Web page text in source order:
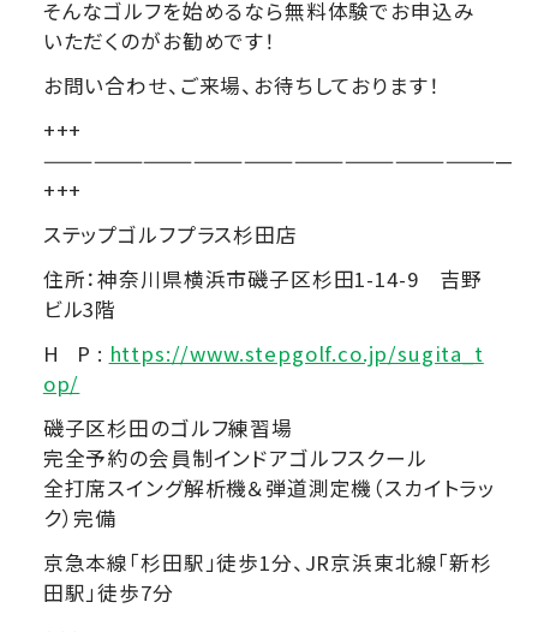
そんなゴルフを始めるなら無料体験でお申込み
いただくのがお勧めです！
お問い合わせ、ご来場、お待ちしております！
+++
————————————————————————————
+++
ステップゴルフプラス杉田店
住所：神奈川県横浜市磯子区杉田1-14-9 吉野
ビル3階
H P : https://www.stepgolf.co.jp/sugita_t
op/
磯子区杉田のゴルフ練習場
完全予約の会員制インドアゴルフスクール
全打席スイング解析機＆弾道測定機（スカイトラッ
ク）完備
京急本線「杉田駅」徒歩1分、JR京浜東北線「新杉
田駅」徒歩7分